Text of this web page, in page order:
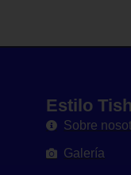
Estilo
Sobre
Galería